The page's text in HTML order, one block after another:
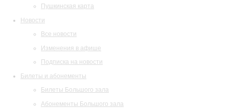
Пушкинская карта
Новости
Все новости
Изменения в афише
Подписка на новости
Билеты и абонементы
Билеты Большого зала
Абонементы Большого зала